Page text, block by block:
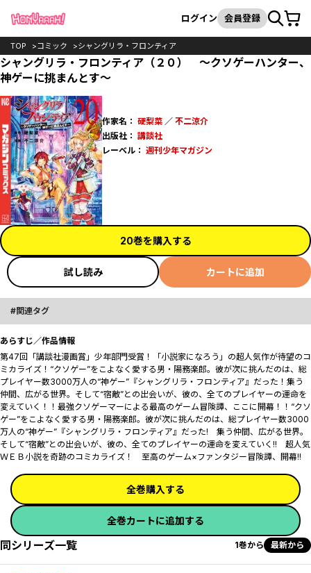
検索
ログイン 会員登録カート
TOP コミック シャングリラ・フロンティア
シャングリラ・フロンティア（２０） ～クソゲーハンター、
神ゲーに挑まんとす～
作家名： 硬梨菜／ 不二涼介
出版社： 講談社
レーベル： 週刊少年マガジン
20巻を購入する
試し読み カートに追加
関連タグ
あらすじ／作品情報
第47回「講談社漫画賞」少年部門受賞！「小説家になろう」の超人気作が待望のコ
ミカライズ！“クソゲー”をこよなく愛する男・陽務楽郎。彼が次に挑んだのは、総
プレイヤー数3000万人の“神ゲー”『シャングリラ・フロンティア』だった！集う
仲間、広がる世界。そして“宿敵”との出会いが、彼の、全てのプレイヤーの運命を
変えていく！！最強クソゲーマーによる最高のゲーム冒険譚、ここに開幕！！“クソ
ゲー”をこよなく愛する男・陽務楽郎。彼が次に挑んだのは、総プレイヤー数3000
万人の“神ゲー”『シャングリラ・フロンティア』だった! 集う仲間、広がる世界。
そして“宿敵”との出会いが、彼の、全てのプレイヤーの運命を変えていく!! 超人気
ＷＥＢ小説を奇跡のコミカライズ！ 至高のゲーム×ファンタジー冒険譚、開幕!!
全巻購入する
全巻カートに追加する
同シリーズ一覧 1巻から 最新から